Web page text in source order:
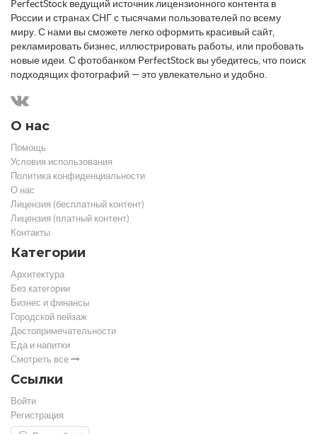
PerfectStock ведущий источник лицензионного контента в
России и странах СНГ с тысячами пользователей по всему
миру. С нами вы сможете легко оформить красивый сайт,
рекламировать бизнес, иллюстрировать работы, или пробовать
новые идеи. С фотобанком PerfectStock вы убедитесь, что поиск
подходящих фотографий — это увлекательно и удобно.
О нас
Помощь
Условия использования
Политика конфиденциальности
О нас
Лицензия (бесплатный контент)
Лицензия (платный контент)
Контакты
Категории
Архитектура
Без категории
Бизнес и финансы
Городской пейзаж
Достопримечательности
Еда и напитки
Смотреть все
Ссылки
Войти
Регистрация